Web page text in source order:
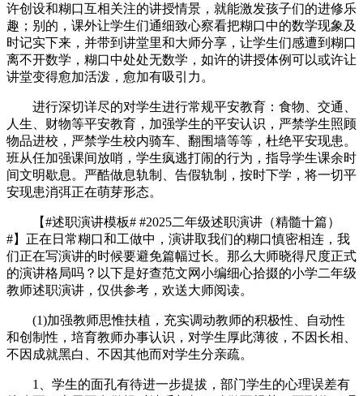
许创设和糊口互相关注的讲授情景，就能激发孩子们的进修乐
趣；别的，课外让学生们通细致心察看把糊口中的数学现象及
时记实下来，并带到讲堂里和大师分享，让学生们感遭到糊口
离不开数学，糊口中处处无数学，如许的讲授体例可以或许让
讲堂变得愈加活泼，愈加有吸引力。
进行深切详尽的对学生进行常规平安教育：食物、交通、
人生、财物等平安教育，加强学生的平安认识，严禁学生照顾
物品进校，严禁学生校内骑车、翻围墙等等，杜绝平安现患。
班从任加强课间放哨，学生疯逃打闹的行为，指导学生课余时
间文明歇息。严酷做息轨制、告假轨制，按时下学，将一切平
安现患消弭正在萌芽形态。
【#述职演讲模板# #2025二年级述职演讲（精髓十篇）
#】正在日常糊口和工做中，演讲取我们的糊口慎密相连，我
们正在写演讲的时候要避免篇幅过长。那么大师晓得尺度正式
的演讲格局吗？以下是好查范文网小编细心拾掇的小学二年级
教师述职演讲，仅供参考，欢送大师阅读。
(1)加强教师思惟扶植，充实调动教师的积极性、自动性
和创制性，培育教师办事认识，对学生厚此薄彼，不因长相、
不因成就黑白、不因其他而对学生分亲疏。
1、学生的面孔有待进一步提拔，部门学生的心理误差有